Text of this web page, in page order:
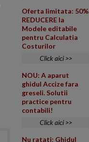
Oferta limitata: 50%
REDUCERE la
Modele editabile
pentru Calculatia
Costurilor
Click aici >>
NOU: A aparut
ghidul Accize fara
greseli. Solutii
practice pentru
contabili!
Click aici >>
Nu ratati: Ghidul